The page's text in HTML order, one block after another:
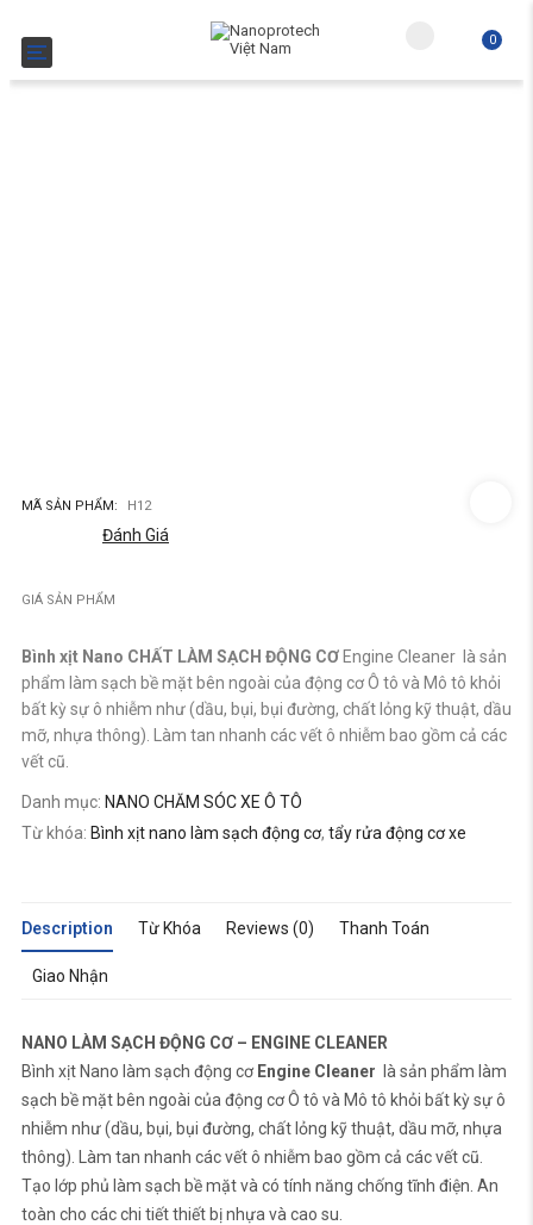
Toggle navigation
0
MÃ SẢN PHẨM: H12
Đánh Giá
GIÁ SẢN PHẨM
Bình xịt Nano CHẤT LÀM SẠCH ĐỘNG CƠ Engine Cleaner là sản
phẩm làm sạch bề mặt bên ngoài của động cơ Ô tô và Mô tô khỏi
bất kỳ sự ô nhiễm như (dầu, bụi, bụi đường, chất lỏng kỹ thuật, dầu
mỡ, nhựa thông). Làm tan nhanh các vết ô nhiễm bao gồm cả các
vết cũ.
Danh mục: NANO CHĂM SÓC XE Ô TÔ
Từ khóa: Bình xịt nano làm sạch động cơ, tẩy rửa động cơ xe
Description Từ Khóa Reviews (0) Thanh Toán
Giao Nhận
NANO LÀM SẠCH ĐỘNG CƠ – ENGINE CLEANER
Bình xịt Nano làm sạch động cơEngine Cleaner là sản phẩm làm
sạch bề mặt bên ngoài của động cơ Ô tô và Mô tô khỏi bất kỳ sự ô
nhiễm như (dầu, bụi, bụi đường, chất lỏng kỹ thuật, dầu mỡ, nhựa
thông). Làm tan nhanh các vết ô nhiễm bao gồm cả các vết cũ.
Tạo lớp phủ làm sạch bề mặt và có tính năng chống tĩnh điện. An
toàn cho các chi tiết thiết bị nhựa và cao su.